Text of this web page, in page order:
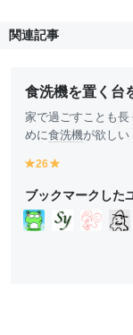
関連記事
食洗機を置く台
家で過ごすことも
めに食洗機が欲し
y
ll
o
w
26
ll
o
w
ブックマークした